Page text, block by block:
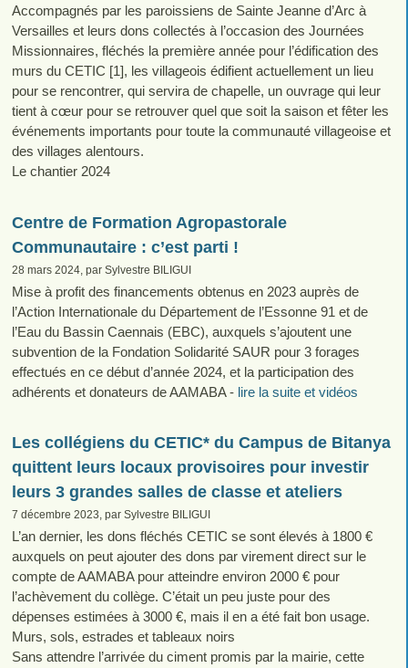
Accompagnés par les paroissiens de Sainte Jeanne d’Arc à
Versailles et leurs dons collectés à l’occasion des Journées
Missionnaires, fléchés la première année pour l’édification des
murs du CETIC [1], les villageois édifient actuellement un lieu
pour se rencontrer, qui servira de chapelle, un ouvrage qui leur
tient à cœur pour se retrouver quel que soit la saison et fêter les
événements importants pour toute la communauté villageoise et
des villages alentours.
Le chantier 2024
Centre de Formation Agropastorale
Communautaire : c’est parti !
28 mars 2024, par Sylvestre BILIGUI
Mise à profit des financements obtenus en 2023 auprès de
l’Action Internationale du Département de l’Essonne 91 et de
l’Eau du Bassin Caennais (EBC), auxquels s’ajoutent une
subvention de la Fondation Solidarité SAUR pour 3 forages
effectués en ce début d’année 2024, et la participation des
adhérents et donateurs de AAMABA - lire la suite et vidéos
Les collégiens du CETIC* du Campus de Bitanya
quittent leurs locaux provisoires pour investir
leurs 3 grandes salles de classe et ateliers
7 décembre 2023, par Sylvestre BILIGUI
L’an dernier, les dons fléchés CETIC se sont élevés à 1800 €
auxquels on peut ajouter des dons par virement direct sur le
compte de AAMABA pour atteindre environ 2000 € pour
l’achèvement du collège. C’était un peu juste pour des
dépenses estimées à 3000 €, mais il en a été fait bon usage.
Murs, sols, estrades et tableaux noirs
Sans attendre l’arrivée du ciment promis par la mairie, cette